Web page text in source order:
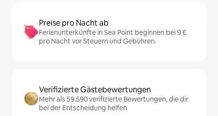
Preise pro Nacht ab
Ferienunterkünfte in Sea Point beginnen bei 9 €
pro Nacht vor Steuern und Gebühren.
Verifizierte Gästebewertungen
Mehr als 59.590 verifizierte Bewertungen, die dir
bei der Entscheidung helfen